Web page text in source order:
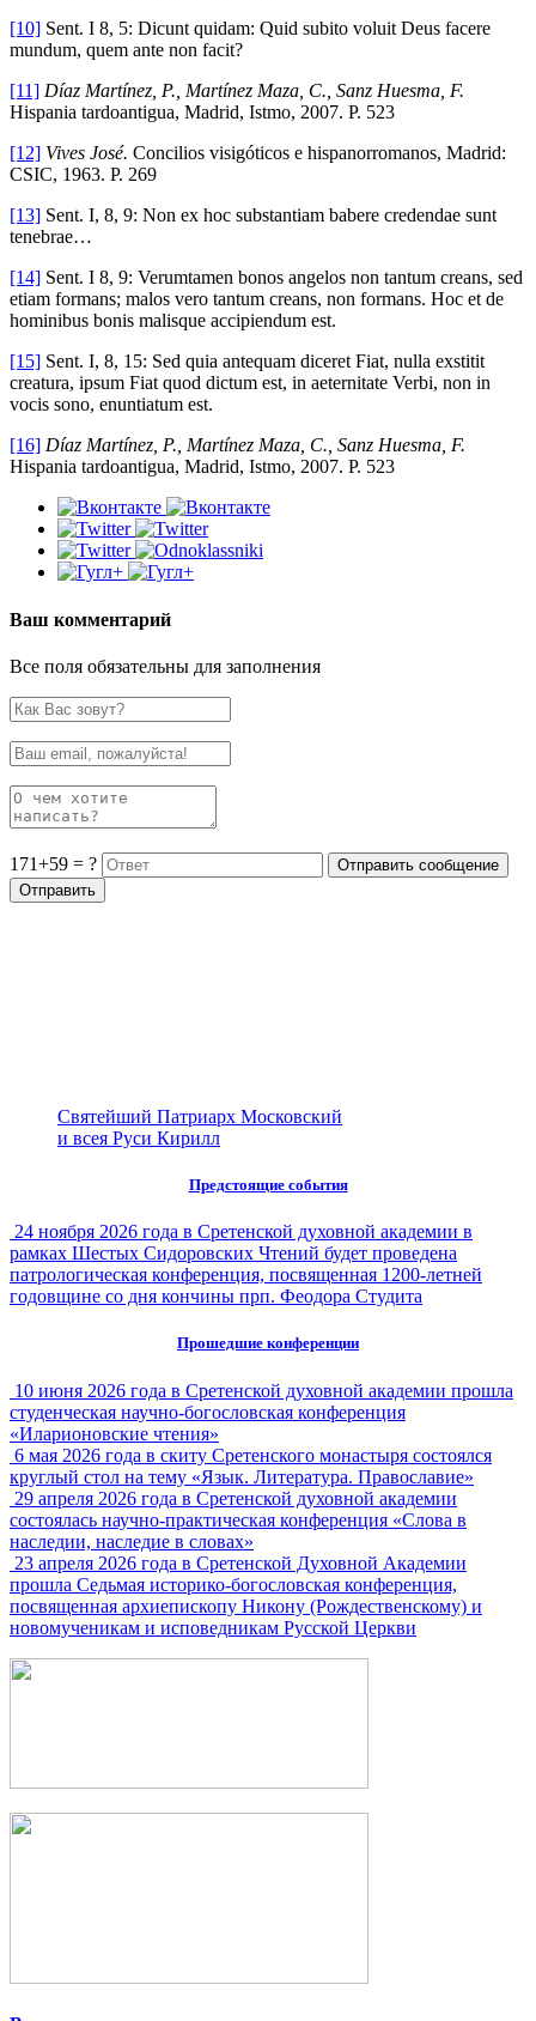
[10] Sent. I 8, 5: Dicunt quidam: Quid subito voluit Deus facere
mundum, quem ante non facit?
[11] Díaz Martínez, P., Martínez Maza, C., Sanz Huesma, F.
Hispania tardoantigua, Madrid, Istmo, 2007. P. 523
[12] Vives José. Concilios visigóticos e hispanorromanos, Madrid:
CSIC, 1963. P. 269
[13] Sent. I, 8, 9: Non ex hoc substantiam babere credendae sunt
tenebrae…
[14] Sent. I 8, 9: Verumtamen bonos angelos non tantum creans, sed
etiam formans; malos vero tantum creans, non formans. Hoc et de
hominibus bonis malisque accipiendum est.
[15] Sent. I, 8, 15: Sed quia antequam diceret Fiat, nulla exstitit
creatura, ipsum Fiat quod dictum est, in aeternitate Verbi, non in
vocis sono, enuntiatum est.
[16] Díaz Martínez, P., Martínez Maza, C., Sanz Huesma, F.
Hispania tardoantigua, Madrid, Istmo, 2007. P. 523
Ваш комментарий
Все поля обязательны для заполнения
171+59 = ?
Святейший Патриарх Московский
и всея Руси Кирилл
Предстоящие события
24 ноября 2026 года в Сретенской духовной академии в
рамках Шестых Сидоровских Чтений будет проведена
патрологическая конференция, посвященная 1200-летней
годовщине со дня кончины прп. Феодора Студита
Прошедшие конференции
10 июня 2026 года в Сретенской духовной академии прошла
студенческая научно-богословская конференция
«Иларионовские чтения»
6 мая 2026 года в скиту Сретенского монастыря состоялся
круглый стол на тему «Язык. Литература. Православие»
29 апреля 2026 года в Сретенской духовной академии
состоялась научно-практическая конференция «Слова в
наследии, наследие в словах»
23 апреля 2026 года в Сретенской Духовной Академии
прошла Седьмая историко-богословская конференция,
посвященная архиепископу Никону (Рождественскому) и
новомученикам и исповедникам Русской Церкви